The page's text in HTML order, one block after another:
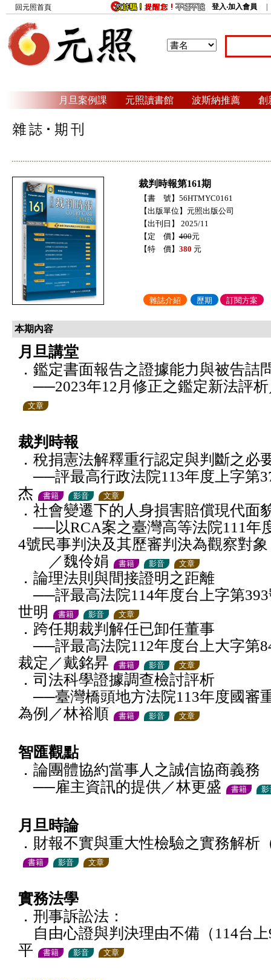
回元照首頁 登入‧加入會員
月旦案例課 元照讀書館 波斯納推薦 創
裁判時報第161期
【書 號】56HTMYC0161
【出版單位】元照出版公司
【出刊日】 2025/11
【定 價】400元
【特 價】 380 元
雜誌介紹 歷期 訂閱方案
本期內容
月旦講堂
．鑑定書面報告之證據能力與被告詰
──2023年12月修正之鑑定新法評析
文章
裁判時報
．稅捐憲法解釋重行認定與判斷之必
──評最高行政法院113年度上字第
杰
書籍 影音 文章
．社會變遷下的人身損害賠償現代面
──以RCA案之臺灣高等法院111年
4號民事判決及其歷審判決為觀察對象
／魏伶娟
書籍 影音 文章
．論理法則與間接證明之距離
──評最高法院114年度台上字第
世明
書籍 影音 文章
．跨任期裁判解任已卸任董事
──評最高法院112年度台上大字第
裁定／戴銘昇
書籍 影音 文章
．司法科學證據調查檢討評析
──臺灣橋頭地方法院113年度國審
為例／林裕順
書籍 影音 文章
智匯觀點
．論團體協約當事人之誠信協商義務
──雇主資訊的提供／林更盛
書籍 影
月旦時論
．財報不實與重大性檢驗之實務解析
書籍 影音 文章
實務法學
．刑事訴訟法：
自由心證與判決理由不備（114台
平
書籍 影音 文章